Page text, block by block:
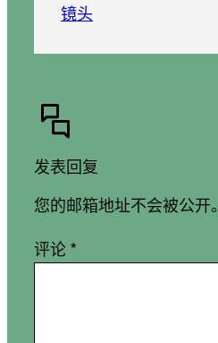
镜头
发表回复
您的邮箱地址不会被公开。
评论*